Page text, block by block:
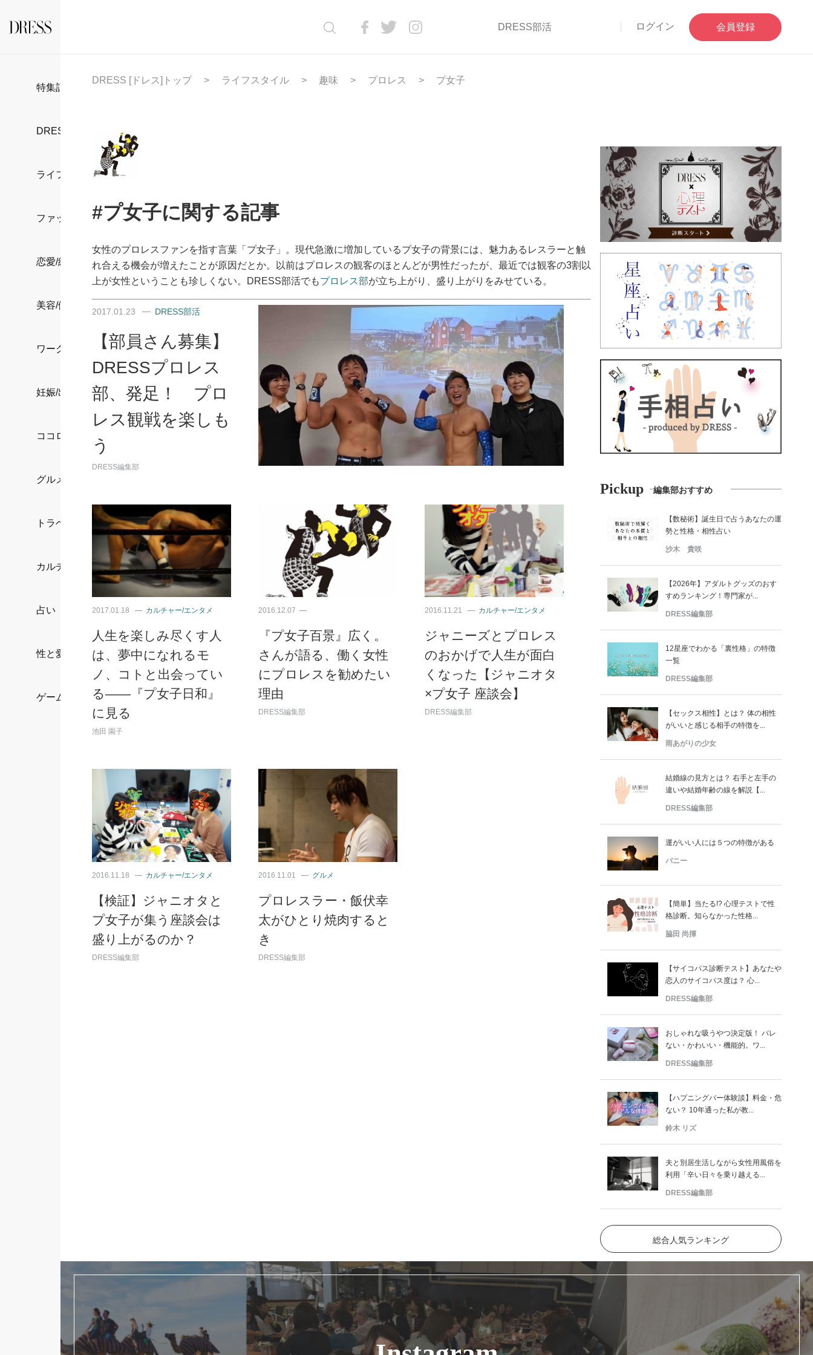
DRESS部活 ログイン 会員登録
特集記事
DRESS部活
ライフスタイル
ファッション
恋愛/結婚/離婚
美容/健康
ワークスタイル
妊娠/出産/家族
ココロ/カラダ
グルメ
トラベル
カルチャー/エンタメ
占い
性と愛
ゲーム
DRESS [ドレス]トップ ライフスタイル 趣味 プロレス プ女子
#プ女子に関する記事
女性のプロレスファンを指す言葉「プ女子」。現代急激に増加しているプ女子の背景には、魅力あるレスラーと触
れ合える機会が増えたことが原因だとか。以前はプロレスの観客のほとんどが男性だったが、最近では観客の3割以
上が女性ということも珍しくない。DRESS部活でもプロレス部が立ち上がり、盛り上がりをみせている。
2017.01.23 DRESS部活
【部員さん募集】
DRESSプロレス
部、発足！ プロ
レス観戦を楽しも
う
DRESS編集部
2017.01.18 カルチャー/エンタメ
人生を楽しみ尽くす人
は、夢中になれるモ
ノ、コトと出会ってい
る――『プ女子日和』
に見る
池田 園子
2016.12.07
『プ女子百景』広く。
さんが語る、働く女性
にプロレスを勧めたい
理由
DRESS編集部
2016.11.21 カルチャー/エンタメ
ジャニーズとプロレス
のおかげで人生が面白
くなった【ジャニオタ
×プ女子 座談会】
DRESS編集部
2016.11.18 カルチャー/エンタメ
【検証】ジャニオタと
プ女子が集う座談会は
盛り上がるのか？
DRESS編集部
2016.11.01 グルメ
プロレスラー・飯伏幸
太がひとり焼肉すると
き
DRESS編集部
Pickup 編集部おすすめ
【数秘術】誕生日で占うあなたの運
勢と性格・相性占い
沙木 貴咲
【2026年】アダルトグッズのおす
すめランキング！専門家が...
DRESS編集部
12星座でわかる「裏性格」の特徴
一覧
DRESS編集部
【セックス相性】とは？ 体の相性
がいいと感じる相手の特徴を...
雨あがりの少女
結婚線の見方とは？ 右手と左手の
違いや結婚年齢の線を解説【...
DRESS編集部
運がいい人には５つの特徴がある
バニー
【簡単】当たる!? 心理テストで性
格診断。知らなかった性格...
脇田 尚揮
【サイコパス診断テスト】あなたや
恋人のサイコパス度は？ 心...
DRESS編集部
おしゃれな吸うやつ決定版！ バレ
ない・かわいい・機能的。ワ...
DRESS編集部
【ハプニングバー体験談】料金・危
ない？ 10年通った私が教...
鈴木 リズ
夫と別居生活しながら女性用風俗を
利用「辛い日々を乗り越える...
DRESS編集部
総合人気ランキング